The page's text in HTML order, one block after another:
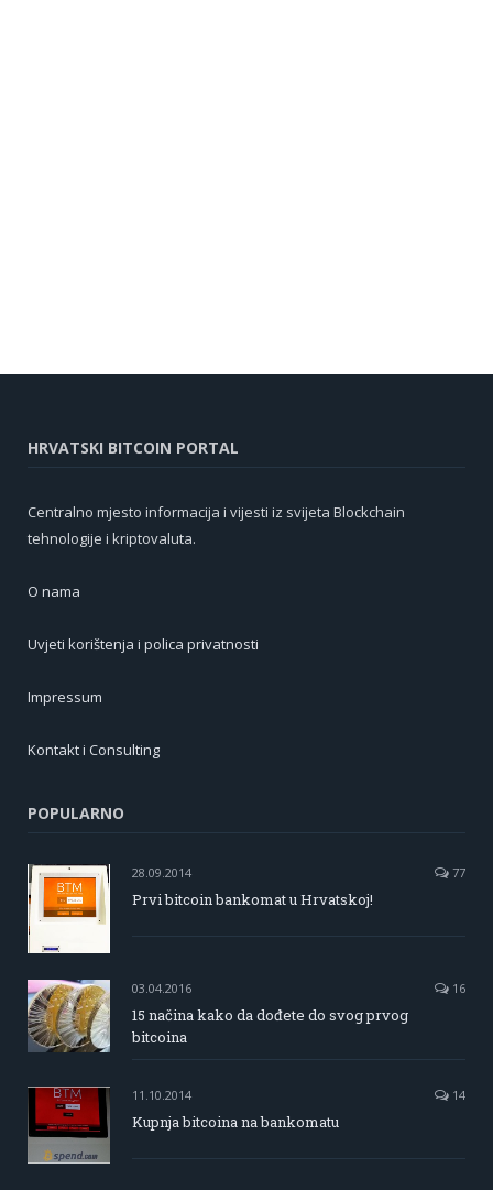
HRVATSKI BITCOIN PORTAL
Centralno mjesto informacija i vijesti iz svijeta Blockchain
tehnologije i kriptovaluta.
O nama
Uvjeti korištenja i polica privatnosti
Impressum
Kontakt i Consulting
POPULARNO
28.09.2014 77
Prvi bitcoin bankomat u Hrvatskoj!
03.04.2016 16
15 načina kako da dođete do svog prvog
bitcoina
11.10.2014 14
Kupnja bitcoina na bankomatu